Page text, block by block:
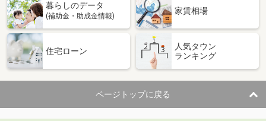
暮らしのデータ
(補助金・助成金情報)
家賃相場
住宅ローン
人気タウン
ランキング
ページトップに戻る